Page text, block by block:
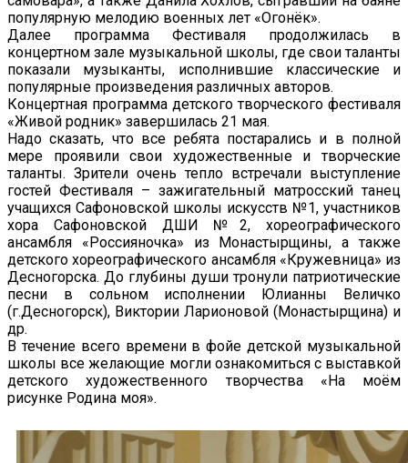
популярную мелодию военных лет «Огонёк».
Далее программа Фестиваля продолжилась в
концертном зале музыкальной школы, где свои таланты
показали музыканты, исполнившие классические и
популярные произведения различных авторов.
Концертная программа детского творческого фестиваля
«Живой родник» завершилась 21 мая.
Надо сказать, что все ребята постарались и в полной
мере проявили свои художественные и творческие
таланты. Зрители очень тепло встречали выступление
гостей Фестиваля – зажигательный матросский танец
учащихся Сафоновской школы искусств №1, участников
хора Сафоновской ДШИ №2, хореографического
ансамбля «Россияночка» из Монастырщины, а также
детского хореографического ансамбля «Кружевница» из
Десногорска. До глубины души тронули патриотические
песни в сольном исполнении Юлианны Величко
(г.Десногорск), Виктории Ларионовой (Монастырщина) и
др.
В течение всего времени в фойе детской музыкальной
школы все желающие могли ознакомиться с выставкой
детского художественного творчества «На моём
рисунке Родина моя».